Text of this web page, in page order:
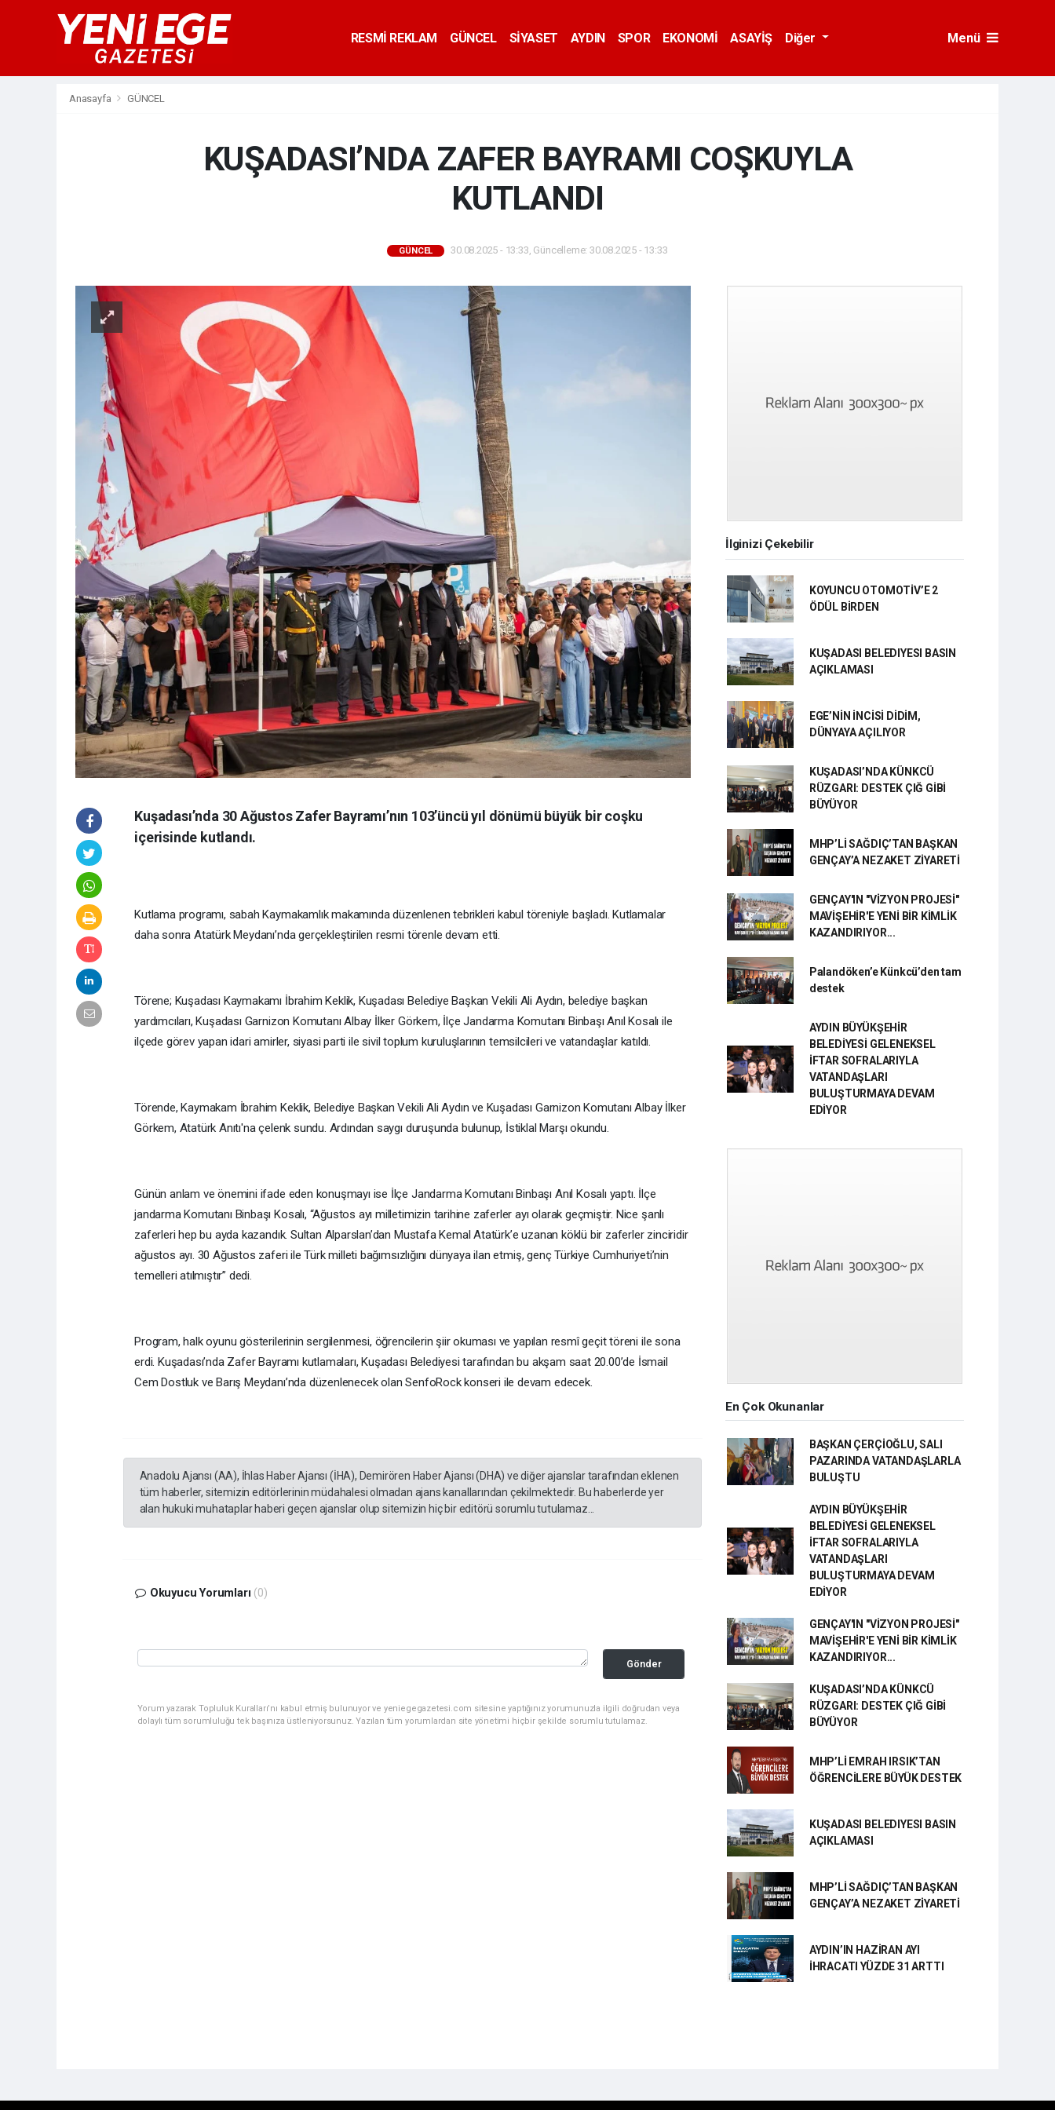
RESMİ REKLAM GÜNCEL SİYASET AYDIN SPOR EKONOMİ ASAYİŞ Diğer Menü
Anasayfa GÜNCEL
KUŞADASI’NDA ZAFER BAYRAMI COŞKUYLA
KUTLANDI
GÜNCEL 30.08.2025 - 13:33, Güncelleme: 30.08.2025 - 13:33
Kuşadası’nda 30 Ağustos Zafer Bayramı’nın 103’üncü yıl dönümü büyük bir coşku
içerisinde kutlandı.
Kutlama programı, sabah Kaymakamlık makamında düzenlenen tebrikleri kabul töreniyle başladı. Kutlamalar
daha sonra Atatürk Meydanı’nda gerçekleştirilen resmi törenle devam etti.
Törene; Kuşadası Kaymakamı İbrahim Keklik, Kuşadası Belediye Başkan Vekili Ali Aydın, belediye başkan
yardımcıları, Kuşadası Garnizon Komutanı Albay İlker Görkem, İlçe Jandarma Komutanı Binbaşı Anıl Kosalı ile
ilçede görev yapan idari amirler, siyasi parti ile sivil toplum kuruluşlarının temsilcileri ve vatandaşlar katıldı.
Törende, Kaymakam İbrahim Keklik, Belediye Başkan Vekili Ali Aydın ve Kuşadası Garnizon Komutanı Albay İlker
Görkem, Atatürk Anıtı'na çelenk sundu. Ardından saygı duruşunda bulunup, İstiklal Marşı okundu.
Günün anlam ve önemini ifade eden konuşmayı ise İlçe Jandarma Komutanı Binbaşı Anıl Kosalı yaptı. İlçe
jandarma Komutanı Binbaşı Kosalı, “Ağustos ayı milletimizin tarihine zaferler ayı olarak geçmiştir. Nice şanlı
zaferleri hep bu ayda kazandık. Sultan Alparslan’dan Mustafa Kemal Atatürk’e uzanan köklü bir zaferler zinciridir
ağustos ayı. 30 Ağustos zaferi ile Türk milleti bağımsızlığını dünyaya ilan etmiş, genç Türkiye Cumhuriyeti’nin
temelleri atılmıştır” dedi.
Program, halk oyunu gösterilerinin sergilenmesi, öğrencilerin şiir okuması ve yapılan resmî geçit töreni ile sona
erdi. Kuşadası’nda Zafer Bayramı kutlamaları, Kuşadası Belediyesi tarafından bu akşam saat 20.00’de İsmail
Cem Dostluk ve Barış Meydanı’nda düzenlenecek olan SenfoRock konseri ile devam edecek.
Anadolu Ajansı (AA), İhlas Haber Ajansı (İHA), Demirören Haber Ajansı (DHA) ve diğer ajanslar tarafından eklenen
tüm haberler, sitemizin editörlerinin müdahalesi olmadan ajans kanallarından çekilmektedir. Bu haberlerde yer
alan hukuki muhataplar haberi geçen ajanslar olup sitemizin hiç bir editörü sorumlu tutulamaz...
Okuyucu Yorumları (0)
Gönder
Yorum yazarak Topluluk Kuralları’nı kabul etmiş bulunuyor ve yeniegegazetesi.com sitesine yaptığınız yorumunuzla ilgili doğrudan veya
dolaylı tüm sorumluluğu tek başınıza üstleniyorsunuz. Yazılan tüm yorumlardan site yönetimi hiçbir şekilde sorumlu tutulamaz.
İlginizi Çekebilir
KOYUNCU OTOMOTİV’E 2
ÖDÜL BİRDEN
KUŞADASI BELEDIYESI BASIN
AÇIKLAMASI
EGE’NİN İNCİSİ DİDİM,
DÜNYAYA AÇILIYOR
KUŞADASI’NDA KÜNKCÜ
RÜZGARI: DESTEK ÇIĞ GİBİ
BÜYÜYOR
MHP’Lİ SAĞDIÇ’TAN BAŞKAN
GENÇAY’A NEZAKET ZİYARETİ
GENÇAY'IN "VİZYON PROJESİ"
MAVİŞEHİR'E YENİ BİR KİMLİK
KAZANDIRIYOR...
Palandöken’e Künkcü’den tam
destek
AYDIN BÜYÜKŞEHİR
BELEDİYESİ GELENEKSEL
İFTAR SOFRALARIYLA
VATANDAŞLARI
BULUŞTURMAYA DEVAM
EDİYOR
En Çok Okunanlar
BAŞKAN ÇERÇİOĞLU, SALI
PAZARINDA VATANDAŞLARLA
BULUŞTU
AYDIN BÜYÜKŞEHİR
BELEDİYESİ GELENEKSEL
İFTAR SOFRALARIYLA
VATANDAŞLARI
BULUŞTURMAYA DEVAM
EDİYOR
GENÇAY'IN "VİZYON PROJESİ"
MAVİŞEHİR'E YENİ BİR KİMLİK
KAZANDIRIYOR...
KUŞADASI’NDA KÜNKCÜ
RÜZGARI: DESTEK ÇIĞ GİBİ
BÜYÜYOR
MHP’Lİ EMRAH IRSIK’TAN
ÖĞRENCİLERE BÜYÜK DESTEK
KUŞADASI BELEDIYESI BASIN
AÇIKLAMASI
MHP’Lİ SAĞDIÇ’TAN BAŞKAN
GENÇAY’A NEZAKET ZİYARETİ
AYDIN’IN HAZİRAN AYI
İHRACATI YÜZDE 31 ARTTI